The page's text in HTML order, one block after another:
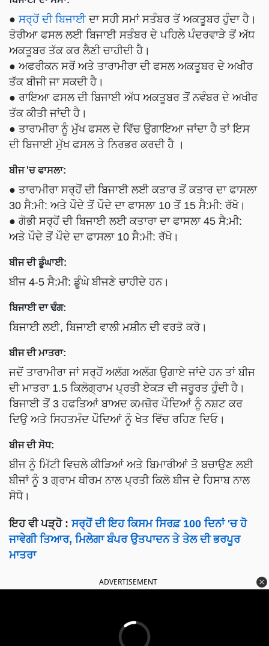
● ਸਰ੍ਹੋਂ ਦੀ ਬਿਜਾਈ ਦਾ ਸਹੀ ਸਮਾਂ ਸਤੰਬਰ ਤੋਂ ਅਕਤੂਬਰ ਹੁੰਦਾ ਹੈ।
ਤੋਰੀਆ ਫਸਲ ਲਈ ਬਿਜਾਈ ਸਤੰਬਰ ਦੇ ਪਹਿਲੇ ਪੰਦਰਵਾੜੇ ਤੋਂ ਅੱਧ
ਅਕਤੂਬਰ ਤੱਕ ਕਰ ਲੈਣੀ ਚਾਹੀਦੀ ਹੈ।
● ਅਫਰੀਕਨ ਸਰੋਂ ਅਤੇ ਤਾਰਾਮੀਰਾ ਦੀ ਫਸਲ ਅਕਤੂਬਰ ਦੇ ਅਖੀਰ
ਤੱਕ ਬੀਜੀ ਜਾ ਸਕਦੀ ਹੈ।
● ਰਾਇਆ ਫਸਲ ਦੀ ਬਿਜਾਈ ਅੱਧ ਅਕਤੂਬਰ ਤੋਂ ਨਵੰਬਰ ਦੇ ਅਖੀਰ
ਤੱਕ ਕੀਤੀ ਜਾਂਦੀ ਹੈ।
● ਤਾਰਾਮੀਰਾ ਨੂੰ ਮੁੱਖ ਫਸਲ ਦੇ ਵਿੱਚ ਉਗਾਇਆ ਜਾਂਦਾ ਹੈ ਤਾਂ ਇਸ
ਦੀ ਬਿਜਾਈ ਮੁੱਖ ਫਸਲ ਤੇ ਨਿਰਭਰ ਕਰਦੀ ਹੈ ।
ਬੀਜ 'ਚ ਫਾਸਲਾ:
● ਤਾਰਾਮੀਰਾ ਸਰ੍ਹੋਂ ਦੀ ਬਿਜਾਈ ਲਈ ਕਤਾਰ ਤੋਂ ਕਤਾਰ ਦਾ ਫਾਸਲਾ
30 ਸੈ:ਮੀ: ਅਤੇ ਪੌਦੇ ਤੋਂ ਪੌਦੇ ਦਾ ਫਾਸਲਾ 10 ਤੋਂ 15 ਸੈ:ਮੀ: ਰੱਖੋ।
● ਗੋਭੀ ਸਰ੍ਹੋਂ ਦੀ ਬਿਜਾਈ ਲਈ ਕਤਾਰਾ ਦਾ ਫਾਸਲਾ 45 ਸੈ:ਮੀ:
ਅਤੇ ਪੌਦੇ ਤੋਂ ਪੌਦੇ ਦਾ ਫਾਸਲਾ 10 ਸੈ:ਮੀ: ਰੱਖੋ।
ਬੀਜ ਦੀ ਡੂੰਘਾਈ:
ਬੀਜ 4-5 ਸੈ:ਮੀ: ਡੂੰਘੇ ਬੀਜਣੇ ਚਾਹੀਦੇ ਹਨ।
ਬਿਜਾਈ ਦਾ ਢੰਗ:
ਬਿਜਾਈ ਲਈ, ਬਿਜਾਈ ਵਾਲੀ ਮਸ਼ੀਨ ਦੀ ਵਰਤੋ ਕਰੋ।
ਬੀਜ ਦੀ ਮਾਤਰਾ:
ਜਦੋਂ ਤਾਰਾਮੀਰਾ ਜਾਂ ਸਰ੍ਹੋਂ ਅਲੱਗ ਅਲੱਗ ਉਗਾਏ ਜਾਂਦੇ ਹਨ ਤਾਂ ਬੀਜ
ਦੀ ਮਾਤਰਾ 1.5 ਕਿਲੋਗ੍ਰਾਮ ਪ੍ਰਤੀ ਏਕੜ ਦੀ ਜਰੂਰਤ ਹੁੰਦੀ ਹੈ।
ਬਿਜਾਈ ਤੋਂ 3 ਹਫਤਿਆਂ ਬਾਅਦ ਕਮਜ਼ੋਰ ਪੌਦਿਆਂ ਨੂੰ ਨਸ਼ਟ ਕਰ
ਦਿਉ ਅਤੇ ਸਿਹਤਮੰਦ ਪੌਦਿਆਂ ਨੂੰ ਖੇਤ ਵਿੱਚ ਰਹਿਣ ਦਿਓ।
ਬੀਜ ਦੀ ਸੋਧ:
ਬੀਜ ਨੂੰ ਮਿੱਟੀ ਵਿਚਲੇ ਕੀੜਿਆਂ ਅਤੇ ਬਿਮਾਰੀਆਂ ਤੋ ਬਚਾਉਣ ਲਈ
ਬੀਜਾਂ ਨੂੰ 3 ਗ੍ਰਾਮ ਥੀਰਮ ਨਾਲ ਪ੍ਰਤੀ ਕਿਲੋ ਬੀਜ ਦੇ ਹਿਸਾਬ ਨਾਲ
ਸੋਧੋ।
ਇਹ ਵੀ ਪੜ੍ਹੋ :ਸਰ੍ਹੋਂ ਦੀ ਇਹ ਕਿਸਮ ਸਿਰਫ਼ 100 ਦਿਨਾਂ 'ਚ ਹੋ
ਜਾਵੇਗੀ ਤਿਆਰ, ਮਿਲੇਗਾ ਬੰਪਰ ਉਤਪਾਦਨ ਤੇ ਤੇਲ ਦੀ ਭਰਪੂਰ
ਮਾਤਰਾ
ADVERTISEMENT